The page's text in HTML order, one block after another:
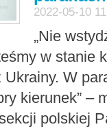
2022-05-10
„Nie
w stanie
W
kierunek” –
polskiej